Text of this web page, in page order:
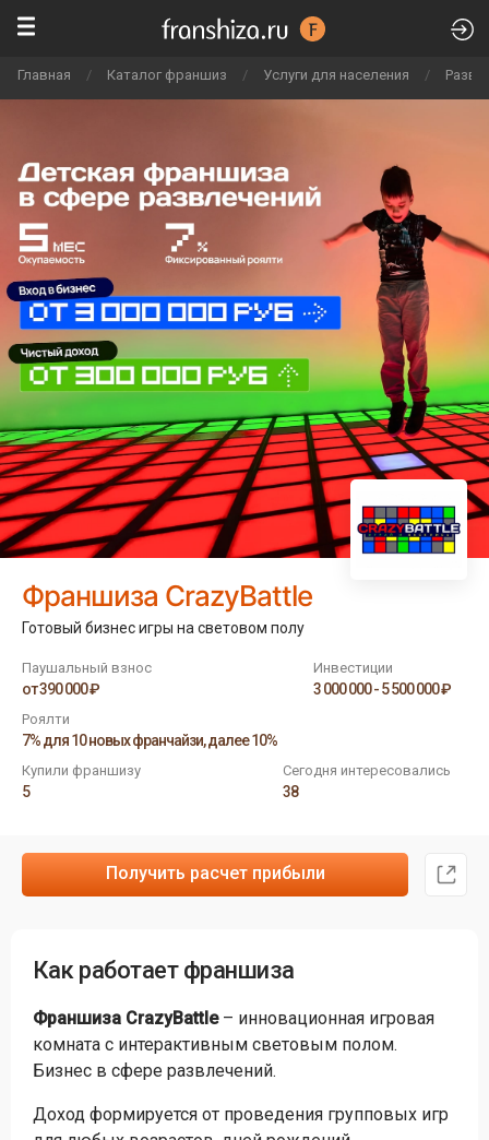
Главная / Каталог франшиз / Услуги для населения /
Франшиза CrazyBattle
Готовый бизнес игры на световом полу
Паушальный взнос
от 390 000 ₽
Инвестиции
3 000 000 - 5 500 000 ₽
Роялти
7% для 10 новых франчайзи, далее 10%
Купили франшизу
5
Сегодня интересовались
38
Получить расчет прибыли
Как работает франшиза
Франшиза CrazyBattle– инновационная игровая
комната с интерактивным световым полом.
Бизнес в сфере развлечений.
Доход формируется от проведения групповых игр